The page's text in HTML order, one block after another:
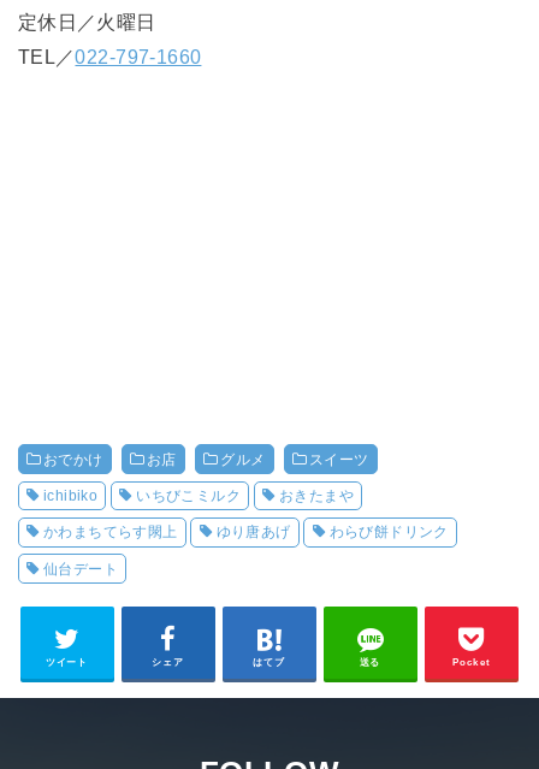
定休日／火曜日
TEL／022-797-1660
おでかけ お店 グルメ スイーツ
ichibiko いちびこミルク おきたまや
かわまちてらす閖上 ゆり唐あげ わらび餅ドリンク
仙台デート
ツイート シェア はてブ 送る Pocket